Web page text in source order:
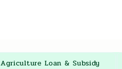
Agriculture Loan & Subsidy